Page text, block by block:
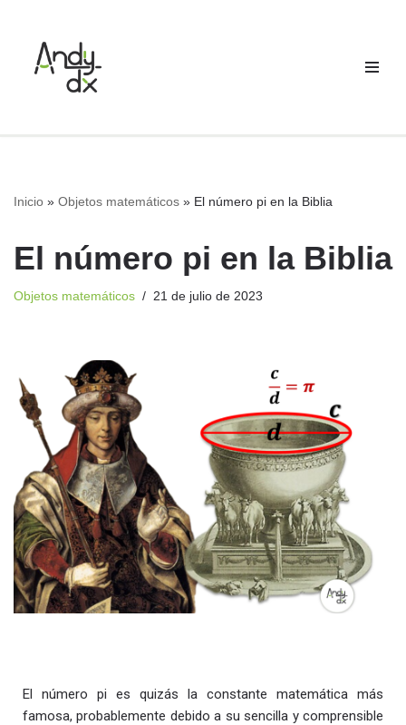
Saltar
contenido
Inicio » Objetos matemáticos » El número pi en la Biblia
El número pi en la Biblia
Objetos matemáticos 21 de julio de 2023
El número pi es quizás la constante matemática más
famosa, probablemente debido a su sencilla y comprensible